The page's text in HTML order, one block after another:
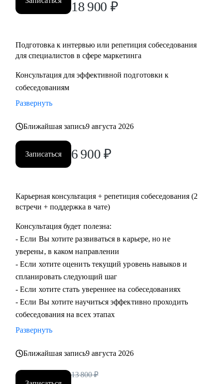
18 900 ₽
Подготовка к интервью или репетиция собеседования
для специалистов в сфере маркетинга
Консультация для эффективной подготовки к
собеседованиям
Развернуть
Ближайшая запись9 августа 2026
Записаться 6 900 ₽
Карьерная консультация + репетиция собеседования (2
встречи + поддержка в чате)
Консультация будет полезна:
- Если Вы хотите развиваться в карьере, но не
уверены, в каком направлении
- Если хотите оценить текущий уровень навыков и
спланировать следующий шаг
- Если хотите стать увереннее на собеседованиях
- Если Вы хотите научиться эффективно проходить
собеседования на всех этапах
Развернуть
Ближайшая запись9 августа 2026
13 800 ₽